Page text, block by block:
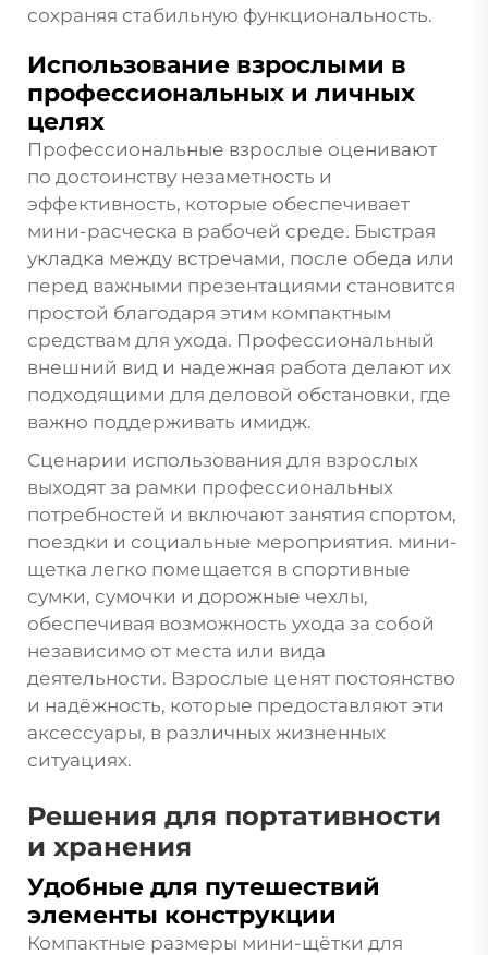
сохраняя стабильную функциональность.
Использование взрослыми в
профессиональных и личных
целях
Профессиональные взрослые оценивают
по достоинству незаметность и
эффективность, которые обеспечивает
мини-расческа в рабочей среде. Быстрая
укладка между встречами, после обеда или
перед важными презентациями становится
простой благодаря этим компактным
средствам для ухода. Профессиональный
внешний вид и надежная работа делают их
подходящими для деловой обстановки, где
важно поддерживать имидж.
Сценарии использования для взрослых
выходят за рамки профессиональных
потребностей и включают занятия спортом,
поездки и социальные мероприятия. мини-
щетка легко помещается в спортивные
сумки, сумочки и дорожные чехлы,
обеспечивая возможность ухода за собой
независимо от места или вида
деятельности. Взрослые ценят постоянство
и надёжность, которые предоставляют эти
аксессуары, в различных жизненных
ситуациях.
Решения для портативности
и хранения
Удобные для путешествий
элементы конструкции
Компактные размеры мини-щётки для